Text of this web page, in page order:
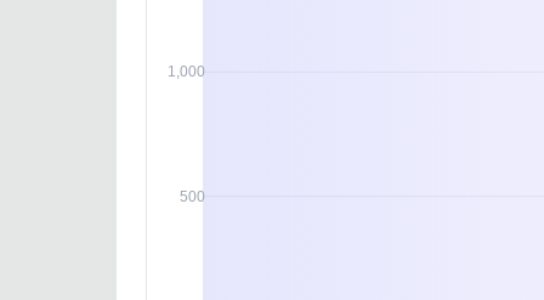
1,000
500